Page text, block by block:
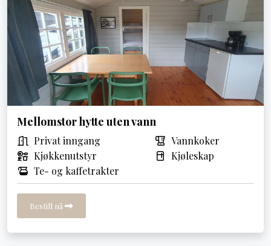
Mellomstor hytte uten vann
Privat inngang
Vannkoker
Kjøkkenutstyr
Kjøleskap
Te- og kaffetrakter
Bestill nå